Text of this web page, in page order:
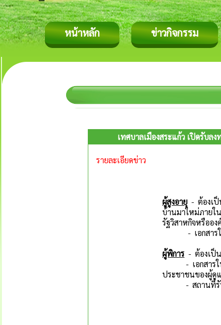
หน้าหลัก ข่าวกิจกรรม
เทศบาลเมืองสระแก้ว เปิดรับล
รายละเอียดข่าว
ผู้สูงอายุ - ต้องเป็
บ้านมาใหม่ภายใ
รัฐวิสาหกิจหรืออ
- เอกสารในก
ผู้พิการ - ต้องเป็
- เอกสารในก
ประชาชนของผู้
- สถานที่รับลง